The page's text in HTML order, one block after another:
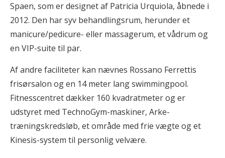
Spaen, som er designet af Patricia Urquiola, åbnede i
2012. Den har syv behandlingsrum, herunder et
manicure/pedicure- eller massagerum, et vådrum og
en VIP-suite til par.
Af andre faciliteter kan nævnes Rossano Ferrettis
frisørsalon og en 14 meter lang swimmingpool.
Fitnesscentret dækker 160 kvadratmeter og er
udstyret med TechnoGym-maskiner, Arke-
træningskredsløb, et område med frie vægte og et
Kinesis-system til personlig velvære.